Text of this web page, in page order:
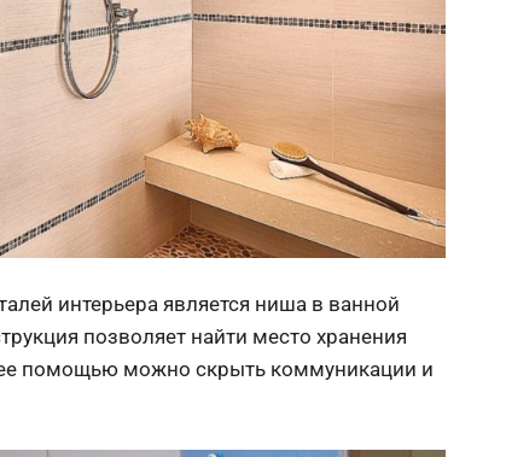
интерьера является ниша в ванной
позволяет найти место хранения
ее помощью можно скрыть коммуникации и